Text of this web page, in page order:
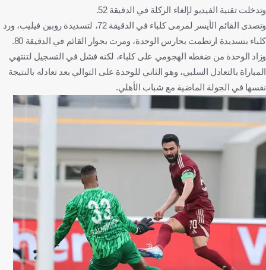
وتدخلت تقنية الفيديو لإلغاء الركلة في الدقيقة 52.
وتصدى القائم الأيسر لمرمى كلباء في الدقيقة 72، لتسديدة روبين فيليب، ورد
كلباء بتسديدة ارتطمت بحارس الوحدة، ومرت بجوار القائم في الدقيقة 80.
وزاد الوحدة من ضغطه الهجومي على كلباء، لكنه فشل في التسجيل لتنتهي
المباراة بالتعادل السلبي، وهو الثاني للوحدة على التوالي بعد تعادله بالنتيجة
نفسها في الجولة الماضية مع شباب الأهلي.